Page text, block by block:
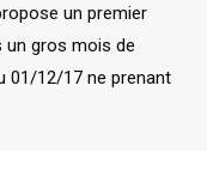
un premier
un gros mois de
12/17 ne prenant